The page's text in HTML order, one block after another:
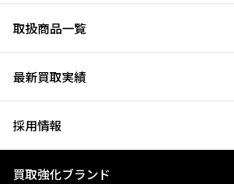
取扱商品一覧
最新買取実績
採用情報
買取強化ブランド